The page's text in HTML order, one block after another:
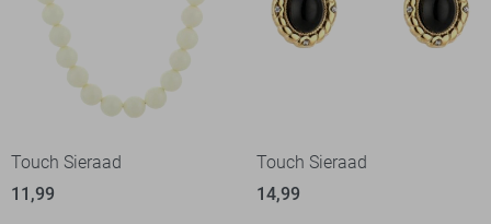
Touch Sieraad
11,99
Touch Sieraad
14,99